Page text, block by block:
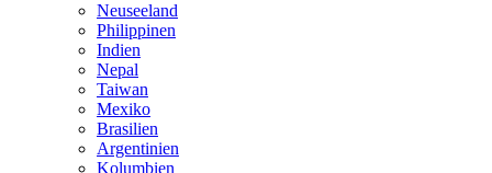
Neuseeland
Philippinen
Indien
Nepal
Taiwan
Mexiko
Brasilien
Argentinien
Kolumbien